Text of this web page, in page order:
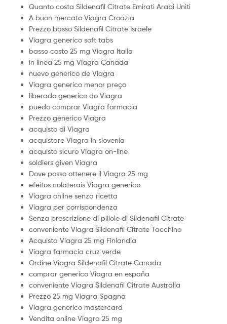
Quanto costa Sildenafil Citrate Emirati Arabi Uniti
A buon mercato Viagra Croazia
Prezzo basso Sildenafil Citrate Israele
Viagra generico soft tabs
basso costo 25 mg Viagra Italia
in linea 25 mg Viagra Canada
nuevo generico de Viagra
Viagra generico menor preço
liberado generico do Viagra
puedo comprar Viagra farmacia
Prezzo generico Viagra
acquisto di Viagra
acquistare Viagra in slovenia
acquisto sicuro Viagra on-line
soldiers given Viagra
Dove posso ottenere il Viagra 25 mg
efeitos colaterais Viagra generico
Viagra online senza ricetta
Viagra per corrispondenza
Senza prescrizione di pillole di Sildenafil Citrate
conveniente Viagra Sildenafil Citrate Tacchino
Acquista Viagra 25 mg Finlandia
Viagra farmacia cruz verde
Ordine Viagra Sildenafil Citrate Canada
comprar generico Viagra en españa
conveniente Viagra Sildenafil Citrate Australia
Prezzo 25 mg Viagra Spagna
Viagra generico mastercard
Vendita online Viagra 25 mg